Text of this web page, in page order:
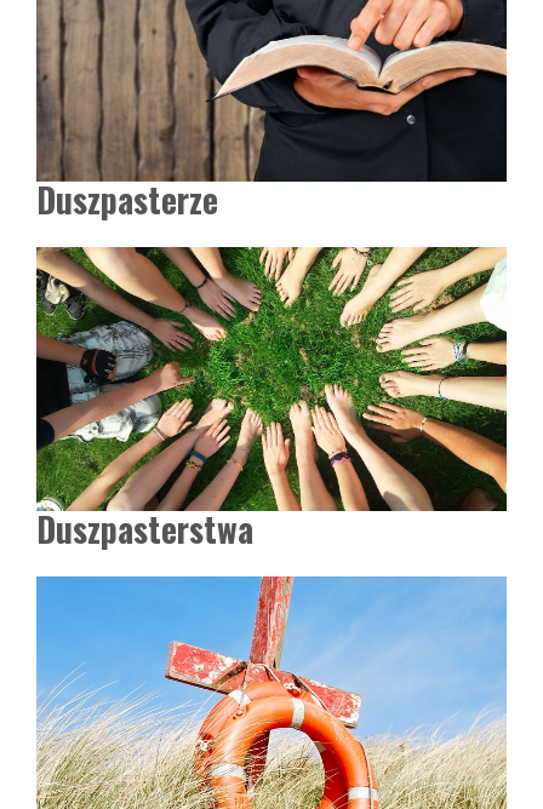
Duszpasterze
Duszpasterstwa